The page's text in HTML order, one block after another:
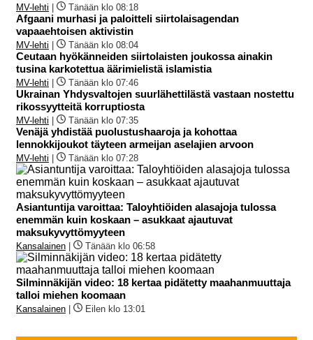
MV-lehti Tänään klo 08:18
Afgaani murhasi ja paloitteli siirtolaisagendan
vapaaehtoisen aktivistin
MV-lehti Tänään klo 08:04
Ceutaan hyökänneiden siirtolaisten joukossa ainakin
tusina karkotettua äärimielistä islamistia
MV-lehti Tänään klo 07:46
Ukrainan Yhdysvaltojen suurlähettilästä vastaan nostettu
rikossyytteitä korruptiosta
MV-lehti Tänään klo 07:35
Venäjä yhdistää puolustushaaroja ja kohottaa
lennokkijoukot täyteen armeijan aselajien arvoon
MV-lehti Tänään klo 07:28
Asiantuntija varoittaa: Taloyhtiöiden alasajoja tulossa
enemmän kuin koskaan – asukkaat ajautuvat
maksukyvyttömyyteen
Kansalainen Tänään klo 06:58
Silminnäkijän video: 18 kertaa pidätetty maahanmuuttaja
talloi miehen koomaan
Kansalainen Eilen klo 13:01